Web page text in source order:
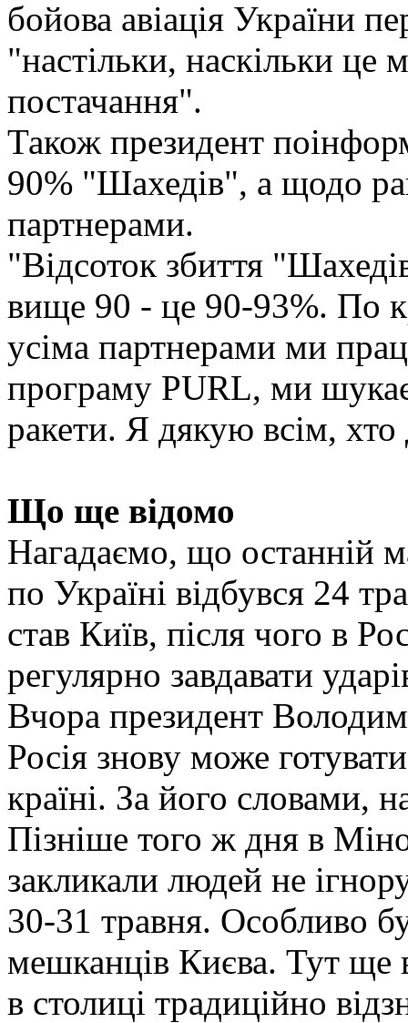
бойова авіація України
"настільки, наскільки
постачання".
Також президент
90% "Шахедів", а щодо
партнерами.
"Відсоток збиття
вище 90 - це 90-93%. По
усіма партнерами ми
програму PURL, ми
ракети. Я дякую всім,
Що ще відомо
Нагадаємо, що останній
по Україні відбувся 24
став Київ, після чого в
регулярно завдавати
Вчора президент
Росія знову може
країні. За його словами,
Пізніше того ж дня в
закликали людей не
30-31 травня. Особливо
мешканців Києва. Тут ще
в столиці традиційно